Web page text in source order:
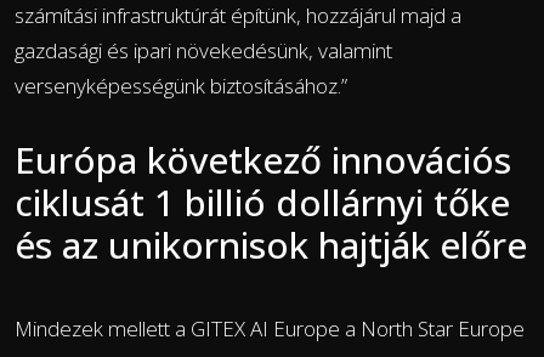
számítási infrastruktúrát építünk, hozzájárul majd a
gazdasági és ipari növekedésünk, valamint
versenyképességünk biztosításához.”
Európa következő innovációs
ciklusát 1 billió dollárnyi tőke
és az unikornisok hajtják előre
Mindezek mellett a GITEX AI Europe a North Star Europe